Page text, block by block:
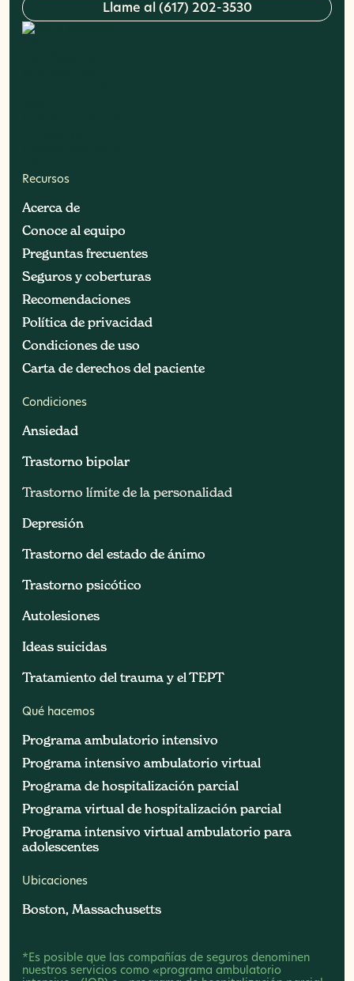
Ll ame a (617) 202-3530
Recursos
Acerca de
Acerca de
Conoce al equipo
Conoce al equipo
Preguntas frecuentes
Preguntas frecuentes
Seguros y coberturas
Seguros y coberturas
Recomendaciones
Recomendaciones
Política de privacidad
Política de privacidad
Condiciones de uso
Condiciones de uso
Carta de derechos del paciente
Carta de derechos del paciente
Condiciones
Ansiedad
Ansiedad
Trastorno bipolar
Trastorno bipolar
Trastorno límite de la personalidad
Trastorno límite de la personalidad
Depresión
Depresión
Trastorno del estado de ánimo
Trastorno del estado de ánimo
Trastorno psicótico
Trastorno psicótico
Autolesiones
Autolesiones
Ideas suicidas
Ideas suicidas
Tratamiento del trauma y el TEPT
Tratamiento del trauma y el TEPT
Qué hacemos
Programa ambulatorio intensivo
Programa ambulatorio intensivo
Programa intensivo ambulatorio virtual
Programa intensivo ambulatorio virtual
Programa de hospitalización parcial
Programa de hospitalización parcial
Programa virtual de hospitalización parcial
Programa virtual de hospitalización parcial
Programa intensivo virtual ambulatorio para
adolescentes
Programa intensivo virtual ambulatorio para
adolescentes
Ubicaciones
Boston, Massachusetts
Boston, Massachusetts
*Es posible que las compañías de seguros denominen
nuestros servicios como «programa ambulatorio